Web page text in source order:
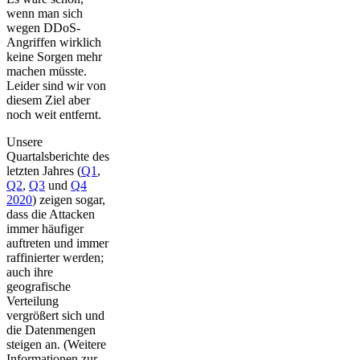
wenn man sich
wegen DDoS-
Angriffen wirklich
keine Sorgen mehr
machen müsste.
Leider sind wir von
diesem Ziel aber
noch weit entfernt.
Unsere
Quartalsberichte des
letzten Jahres (Q1 ,
Q2, Q3 und Q4
2020) zeigen sogar,
dass die Attacken
immer häufiger
auftreten und immer
raffinierter werden;
auch ihre
geografische
Verteilung
vergrößert sich und
die Datenmengen
steigen an. (Weitere